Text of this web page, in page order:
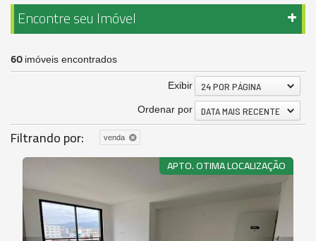
Encontre seu Imóvel
60imóveis encontrados
Exibir 24 POR PÁGINA
Ordenar por DATA MAIS RECENTE
Filtrando por: venda
APTO. OTIMA LOCALIZAÇÃO